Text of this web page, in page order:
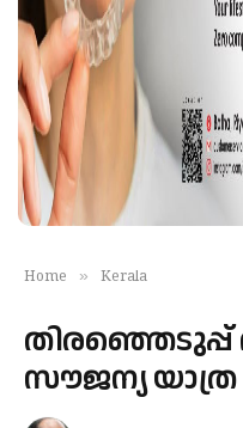
Home » Kerala
തിരഞ്ഞെടുപ്പ്
സൗജന്യ യാത്ര